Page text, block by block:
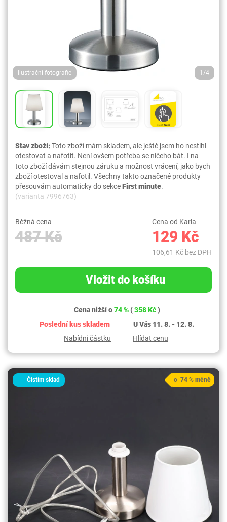
Ilustrační fotografie 1/4
Stav zboží:Toto zboží mám skladem, ale ještě jsem ho nestihl
otestovat a nafotit. Není ovšem potřeba se ničeho bát. I na
toto zboží dávám stejnou záruku a možnost vrácení, jako bych
zboží otestoval a nafotil. Všechny takto označené produkty
přesouvám automaticky do sekceFirst minute.
(varianta 7996763)
Běžná cena
487 Kč
Cena od Karla
129 Kč
106,61 Kč bez DPH
Vložit do košíku
Cena nižší o74 %(358 Kč)
Poslední kus skladem
U Vás 11. 8. - 12. 8.
Nabídni částku
Hlídat cenu
Čistím sklad o 74 % méně